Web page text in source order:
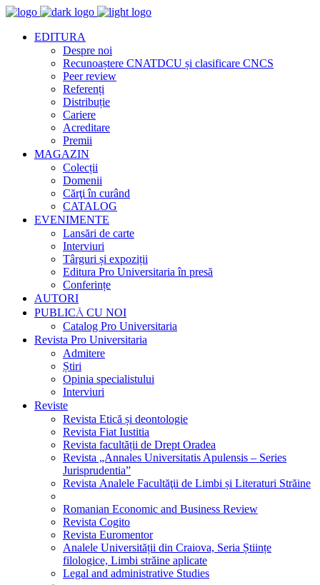
EDITURA
Despre noi
Recunoaștere CNATDCU și clasificare CNCS
Peer review
Referenți
Distribuție
Cariere
Acreditare
Premii
MAGAZIN
Colecții
Domenii
Cărţi în curând
CATALOG
EVENIMENTE
Lansări de carte
Interviuri
Târguri și expoziții
Editura Pro Universitaria în presă
Conferințe
AUTORI
PUBLICĂ CU NOI
Catalog Pro Universitaria
Revista Pro Universitaria
Admitere
Știri
Opinia specialistului
Interviuri
Reviste
Revista Etică și deontologie
Revista Fiat Iustitia
Revista facultății de Drept Oradea
Revista „Annales Universitatis Apulensis – Series
Jurisprudentia”
Revista Analele Facultăţii de Limbi și Literaturi Străine
Romanian Economic and Business Review
Revista Cogito
Revista Euromentor
Analele Universității din Craiova, Seria Științe
filologice, Limbi străine aplicate
Legal and administrative Studies